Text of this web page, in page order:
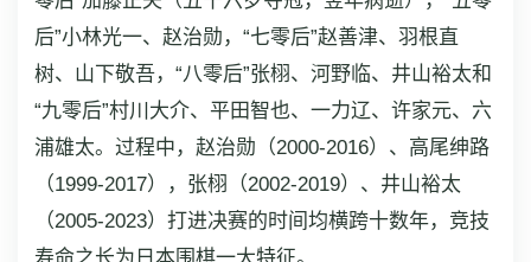
后”小林光一、赵治勋，“七零后”赵善津、羽根直
树、山下敬吾，“八零后”张栩、河野临、井山裕太和
“九零后”村川大介、平田智也、一力辽、许家元、六
浦雄太。过程中，赵治勋（2000-2016）、高尾绅路
（1999-2017），张栩（2002-2019）、井山裕太
（2005-2023）打进决赛的时间均横跨十数年，竞技